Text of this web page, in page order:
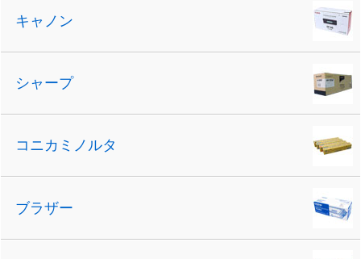
キャノン
シャープ
コニカミノルタ
ブラザー